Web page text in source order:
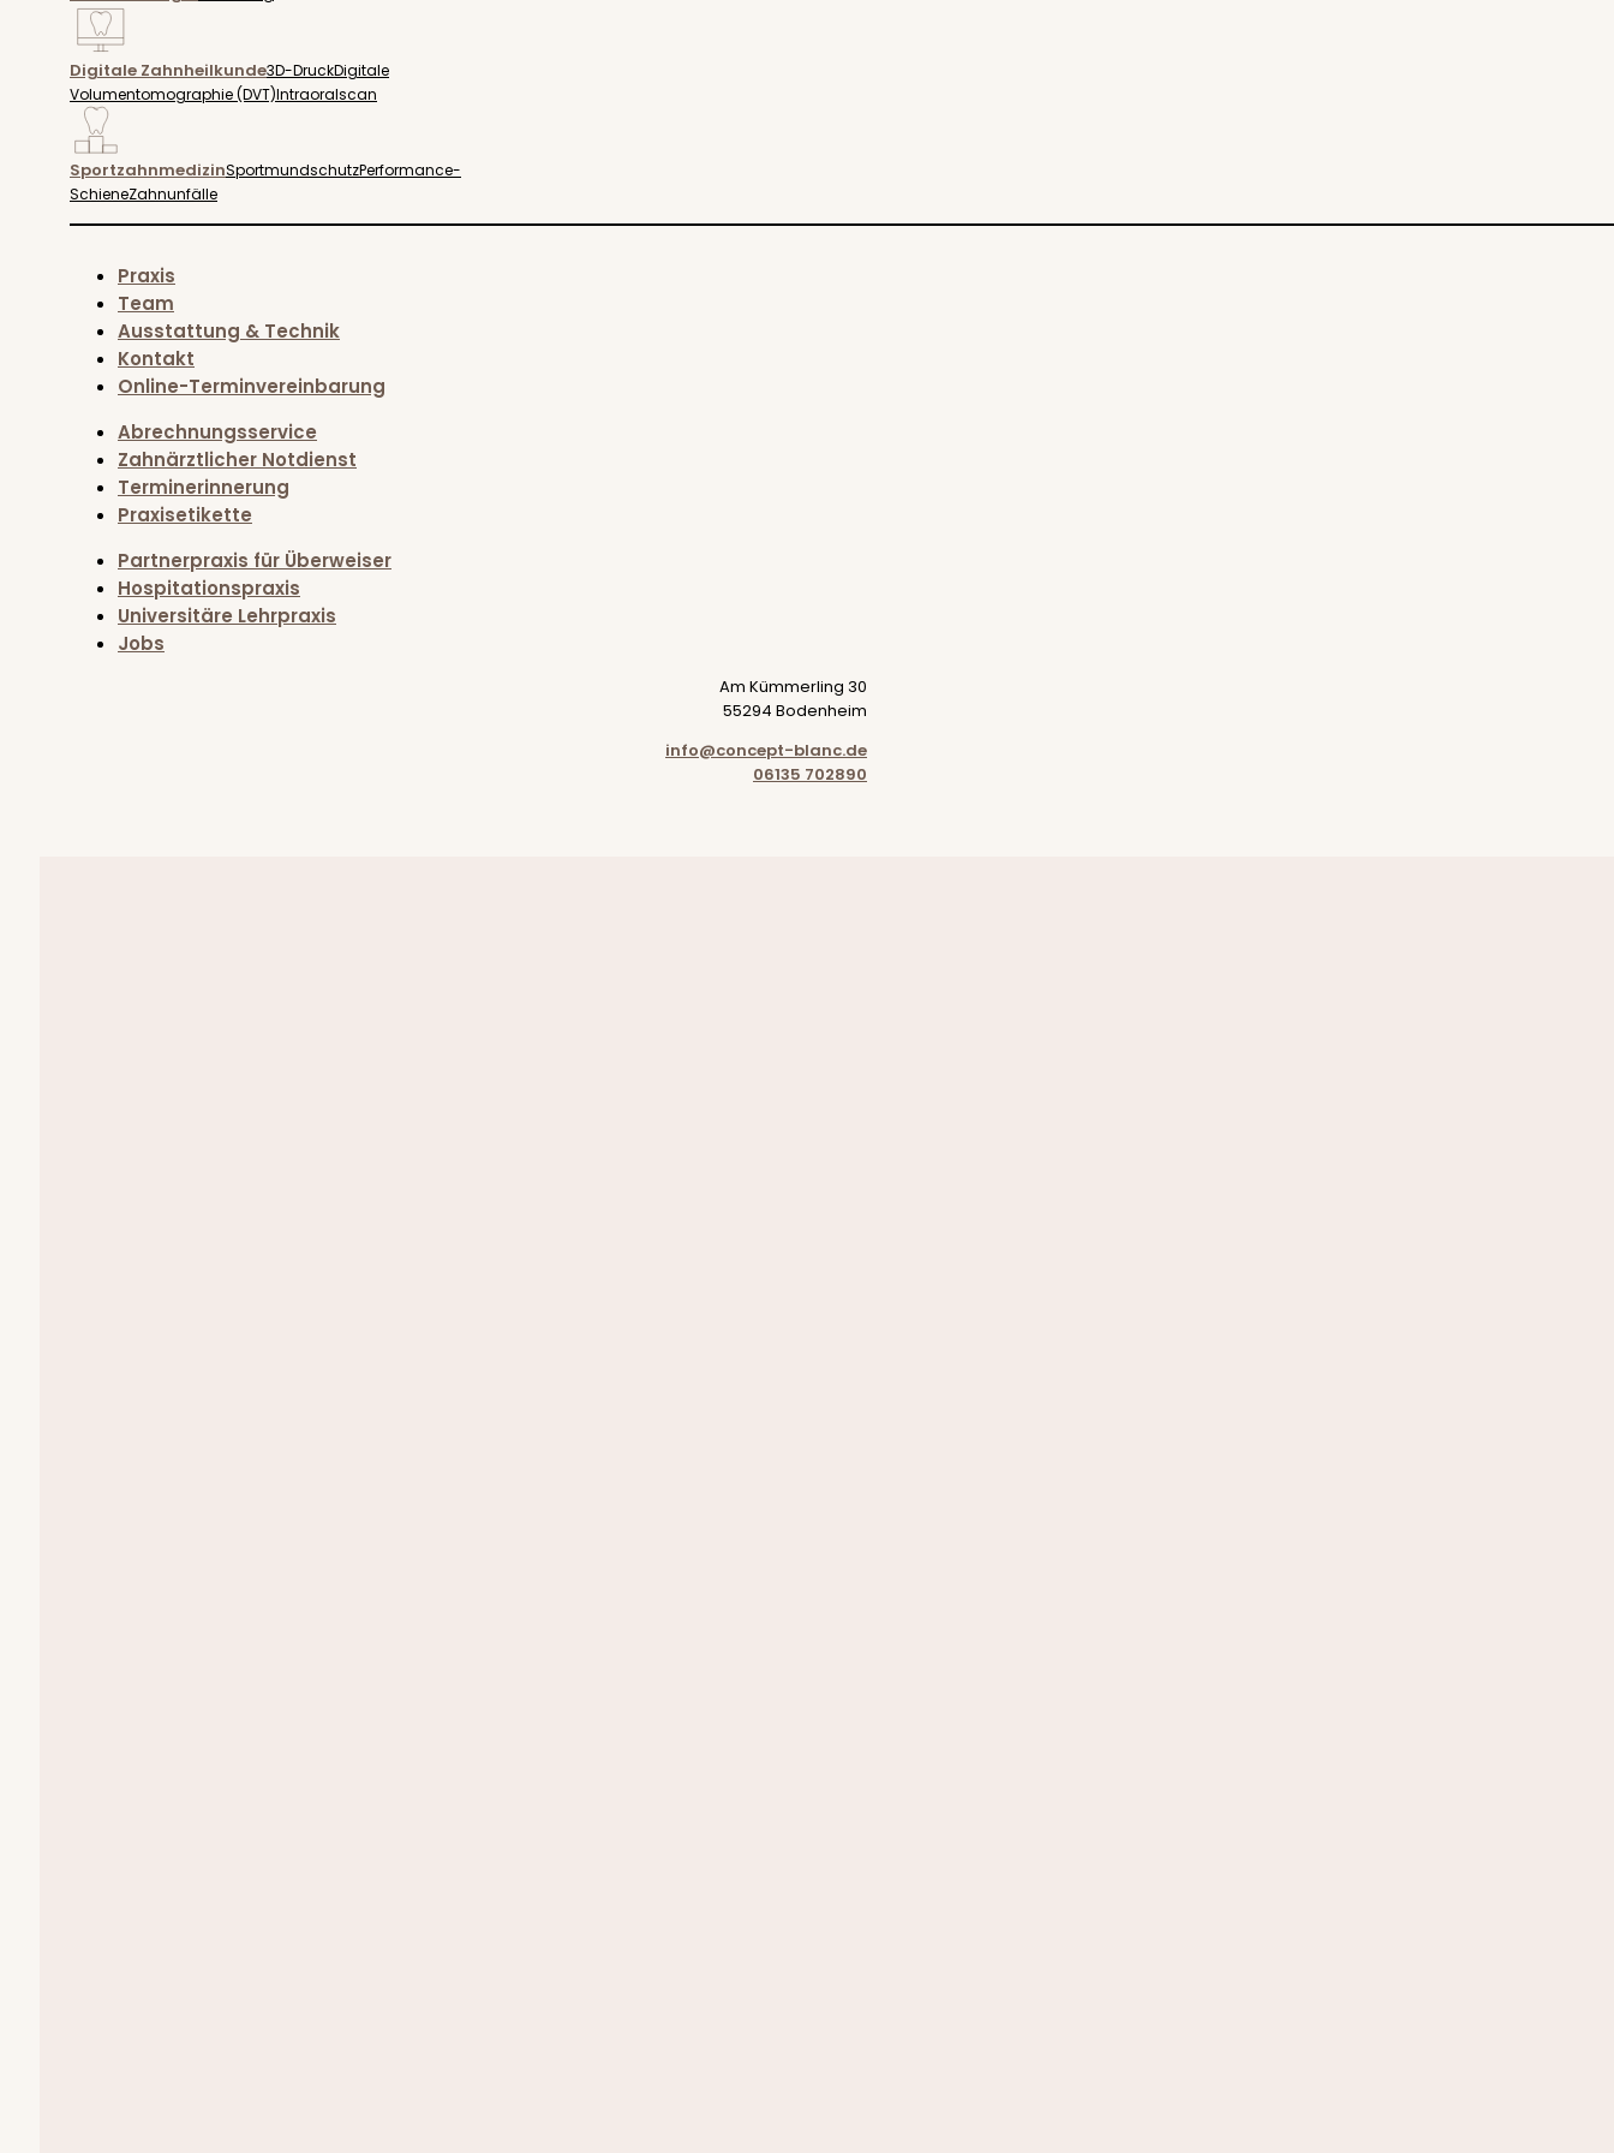
Digitale Zahnheilkunde3D-DruckDigitale
Volumentomographie (DVT)Intraoralscan
SportzahnmedizinSportmundschutzPerformance-
SchieneZahnunfälle
Praxis
Team
Ausstattung & Technik
Kontakt
Online-Terminvereinbarung
Abrechnungsservice
Zahnärztlicher Notdienst
Terminerinnerung
Praxisetikette
Partnerpraxis für Überweiser
Hospitationspraxis
Universitäre Lehrpraxis
Jobs
Am Kümmerling 30
55294 Bodenheim
info@concept-blanc.de
06135 702890